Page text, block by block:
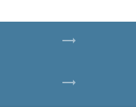
trending_flat
trending_flat